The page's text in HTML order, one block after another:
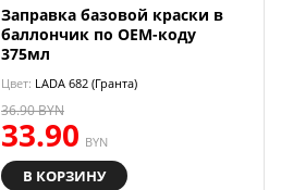
Заправка базовой краски в
баллончик по OEM-коду
375мл
Цвет: LADA 682 (Гранта)
33.90 BYN
36.90BYN
В КОРЗИНУ